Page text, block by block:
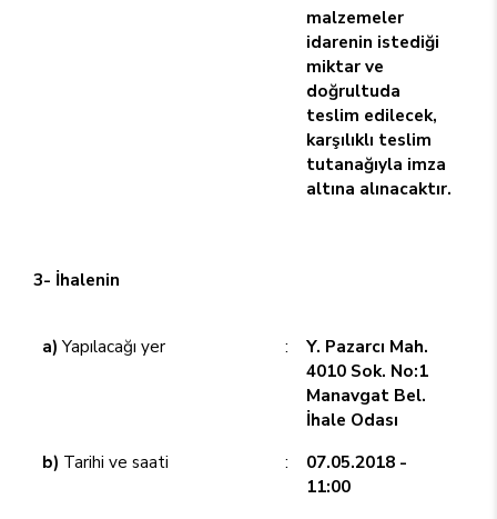
malzemeler
idarenin istediği
miktar ve
doğrultuda
teslim edilecek,
karşılıklı teslim
tutanağıyla imza
altına alınacaktır.
3- İhalenin
a)Yapılacağı yer :
Y. Pazarcı Mah.
4010 Sok. No:1
Manavgat Bel.
İhale Odası
b) Tarihi ve saati :
07.05.2018 -
11:00